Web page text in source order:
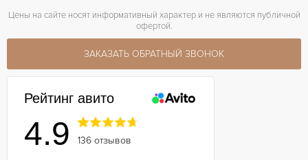
Цены на сайте носят информативный характер и не являются публичной
офертой.
ЗАКАЗАТЬ ОБРАТНЫЙ ЗВОНОК
Рейтинг авито
4.9 136 отзывов